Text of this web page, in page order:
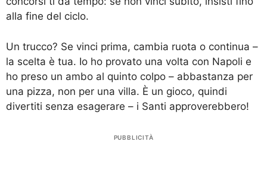
alla fine del ciclo.
Un trucco? Se vinci prima, cambia ruota o continua –
la scelta è tua. Io ho provato una volta con Napoli e
ho preso un ambo al quinto colpo – abbastanza per
una pizza, non per una villa. È un gioco, quindi
divertiti senza esagerare – i Santi approverebbero!
PUBBLICITÀ